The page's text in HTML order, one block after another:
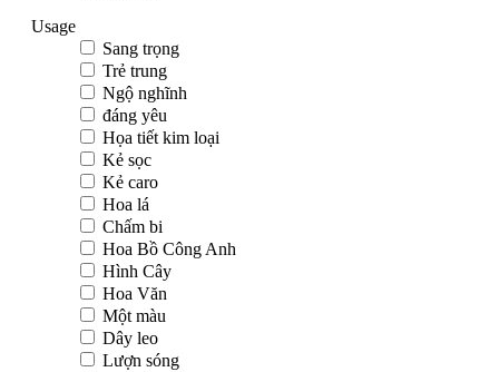
Usage
Sang trọng
Trẻ trung
Ngộ nghĩnh
đáng yêu
Họa tiết kim loại
Kẻ sọc
Kẻ caro
Hoa lá
Chấm bi
Hoa Bồ Công Anh
Hình Cây
Hoa Văn
Một màu
Dây leo
Lượn sóng